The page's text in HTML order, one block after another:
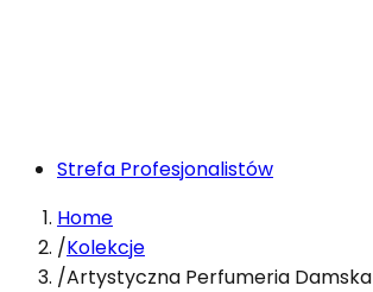
Strefa Profesjonalistów
Home
/Kolekcje
/Artystyczna Perfumeria Damska